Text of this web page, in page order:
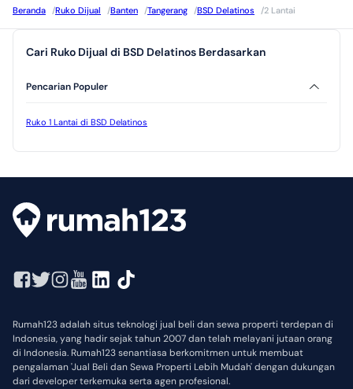
Beranda /Ruko Dijual /Banten /Tangerang /BSD Delatinos /2 Lantai
Cari Ruko Dijual di BSD Delatinos Berdasarkan
Pencarian Populer
Ruko 1 Lantai di BSD Delatinos
Rumah123 adalah situs teknologi jual beli dan sewa properti terdepan di
Indonesia, yang hadir sejak tahun 2007 dan telah melayani jutaan orang
di Indonesia. Rumah123 senantiasa berkomitmen untuk membuat
pengalaman 'Jual Beli dan Sewa Properti Lebih Mudah' dengan dukungan
dari developer terkemuka serta agen profesional.